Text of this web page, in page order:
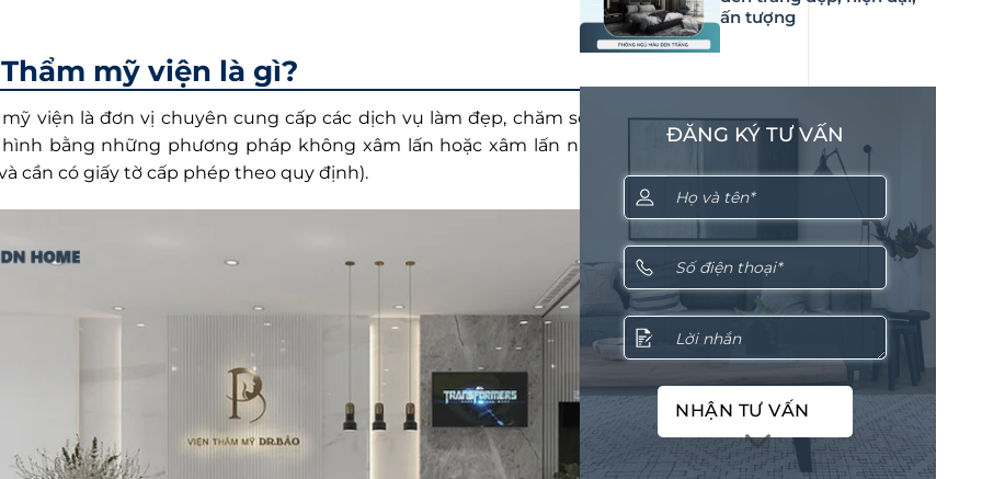
Thẩm mỹ viện là gì?
viện là đơn vị chuyên cung cấp các dịch vụ làm đẹp, chăm sóc sắc đẹp và cải thiện
bằng những phương pháp không xâm lấn hoặc xâm lấn nhẹ (trong phạm vi cho
cần có giấy tờ cấp phép theo quy định).
ấn tượng
ĐĂNG KÝ TƯ VẤN
NHẬN TƯ VẤN